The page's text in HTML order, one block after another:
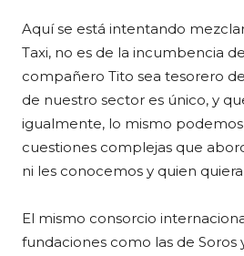
Aquí se está intentando
Taxi, no es de la incumbencia
compañero Tito sea tesorero
de nuestro sector es único, y
igualmente, lo mismo
cuestiones complejas que
ni les conocemos y quien
El mismo consorcio
fundaciones como las de